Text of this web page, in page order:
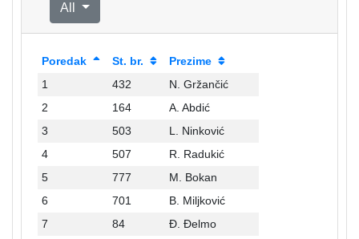
All
Poredak St. br.
Prezime
1
432
N. Gržančić
2
164
A. Abdić
3
503
L. Ninković
4
507
R. Radukić
5
777
M. Bokan
6
701
B. Miljković
7
84
Đ. Đelmo